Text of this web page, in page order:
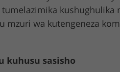
mzuri wa kutengeneza
kuhusu sasisho